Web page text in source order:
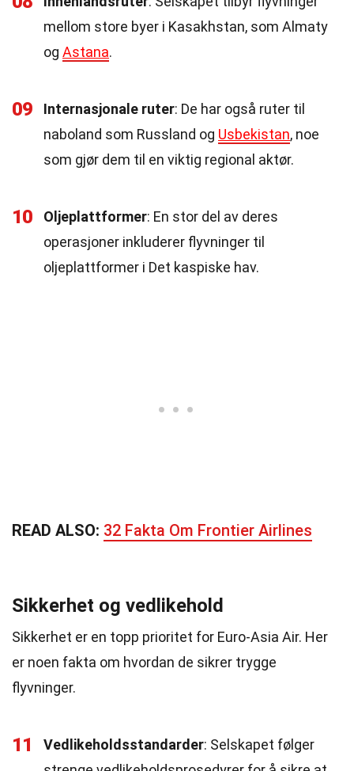
mellom store byer i Kasakhstan, som Almaty
og Astana.
09 Internasjonale ruter: De har også ruter til
naboland som Russland og Usbekistan, noe
som gjør dem til en viktig regional aktør.
10 Oljeplattformer: En stor del av deres
operasjoner inkluderer flyvninger til
oljeplattformer i Det kaspiske hav.
READ ALSO: 32 Fakta Om Frontier Airlines
Sikkerhet og vedlikehold
Sikkerhet er en topp prioritet for Euro-Asia Air. Her
er noen fakta om hvordan de sikrer trygge
flyvninger.
11 Vedlikeholdsstandarder: Selskapet følger